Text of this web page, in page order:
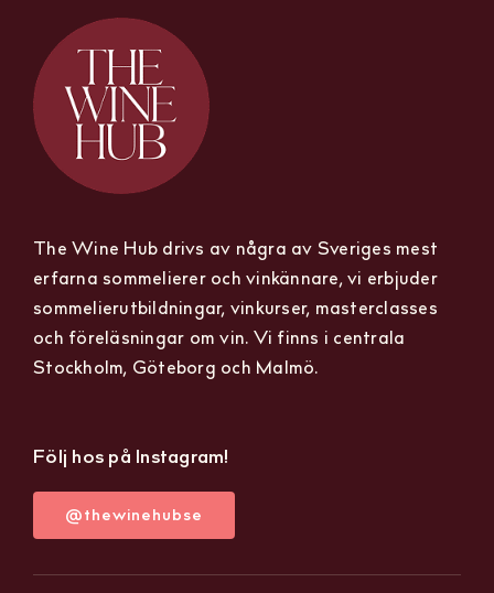
The Wine Hub drivs av några av Sveriges mest
erfarna sommelierer och vinkännare, vi erbjuder
sommelierutbildningar, vinkurser, masterclasses
och föreläsningar om vin. Vi finns i centrala
Stockholm, Göteborg och Malmö.
Följ hos på Instagram!
@thewinehubse